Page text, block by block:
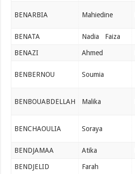
BENARBIA Mahiedine
BENATA Nadia Faiza
BENAZI Ahmed
BENBERNOU Soumia
BENBOUABDELLAH Malika
BENCHAOULIA Soraya
BENDJAMAA Atika
BENDJELID Farah